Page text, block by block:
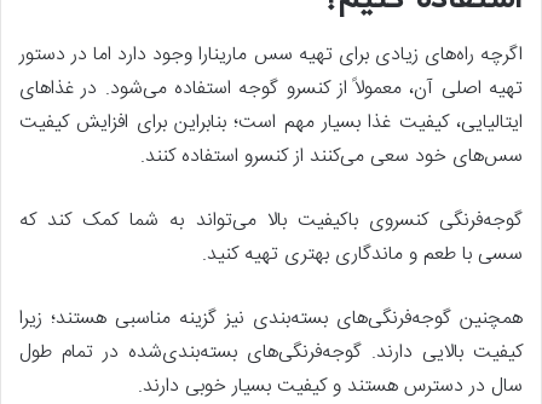
اگرچه راه‌های زیادی برای تهیه سس مارینارا وجود دارد اما در دستور
تهیه اصلی آن، معمولاً از کنسرو گوجه استفاده می‌شود. در غذاهای
ایتالیایی، کیفیت غذا بسیار مهم است؛ بنابراین برای افزایش کیفیت
سس‌های خود سعی می‌کنند از کنسرو استفاده کنند.
گوجه‌فرنگی کنسروی باکیفیت بالا می‌تواند به شما کمک کند که
سسی با طعم و ماندگاری بهتری تهیه کنید.
همچنین گوجه‌فرنگی‌های بسته‌بندی نیز گزینه مناسبی هستند؛ زیرا
کیفیت بالایی دارند. گوجه‌فرنگی‌های بسته‌بندی‌شده در تمام طول
سال در دسترس هستند و کیفیت بسیار خوبی دارند.